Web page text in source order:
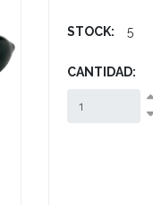
STOCK: 5
CANTIDAD: